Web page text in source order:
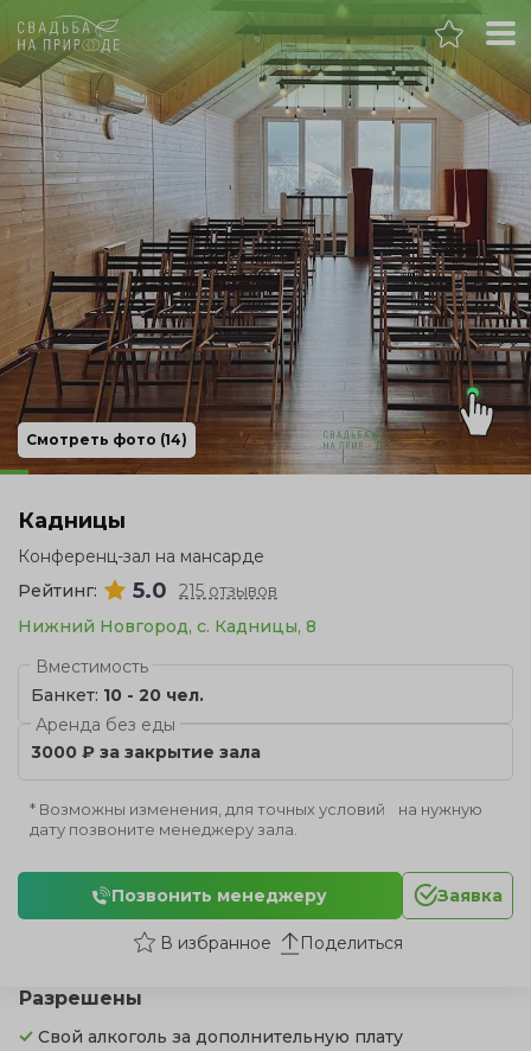
Нижний Новгород
Банкет
Свадьба
День рождения
Выпускной
Корпоратив
Смотреть фото (14)
Разрешены
Свой алкоголь за дополнительную плату
Кадницы
Конференц-зал на мансарде
Рейтинг:
5.0
215 отзывов
Нижний Новгород, с. Кадницы, 8
Вместимость
Банкет: 10 - 20 чел.
Аренда без еды
3000 ₽ за закрытие зала
* Возможны изменения, для точных условий на нужную
дату позвоните менеджеру зала.
Позвонить менеджеру Заявка
Поделиться